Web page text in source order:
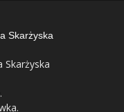
Skarżyska